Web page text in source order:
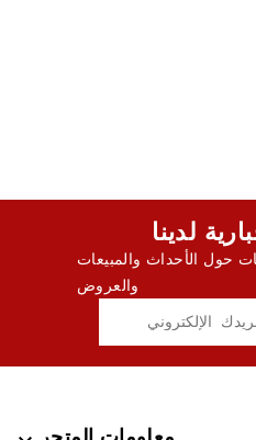
حول الأحداث والمبيعات
والعروض